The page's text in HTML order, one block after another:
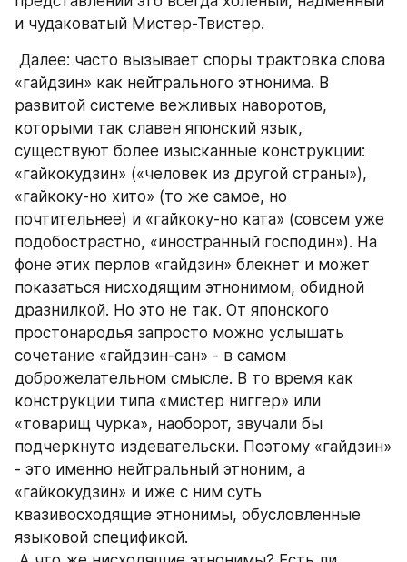
и чудаковатый Мистер-Твистер.
«гайдзин» как нейтрального этнонима. В
развитой системе вежливых наворотов,
которыми так славен японский язык,
существуют более изысканные конструкции:
«гайкокудзин» («человек из другой страны»),
«гайкоку-но хито» (то же самое, но
почтительнее) и «гайкоку-но ката» (совсем уже
подобострастно, «иностранный господин»). На
фоне этих перлов «гайдзин» блекнет и может
показаться нисходящим этнонимом, обидной
дразнилкой. Но это не так. От японского
простонародья запросто можно услышать
сочетание «гайдзин-сан» - в самом
доброжелательном смысле. В то время как
конструкции типа «мистер ниггер» или
«товарищ чурка», наоборот, звучали бы
подчеркнуто издевательски. Поэтому «гайдзин»
- это именно нейтральный этноним, а
«гайкокудзин» и иже с ним суть
квазивосходящие этнонимы, обусловленные
языковой спецификой.